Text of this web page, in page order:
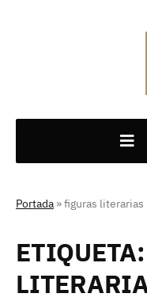
Portada »figuras literarias
ETIQUETA: